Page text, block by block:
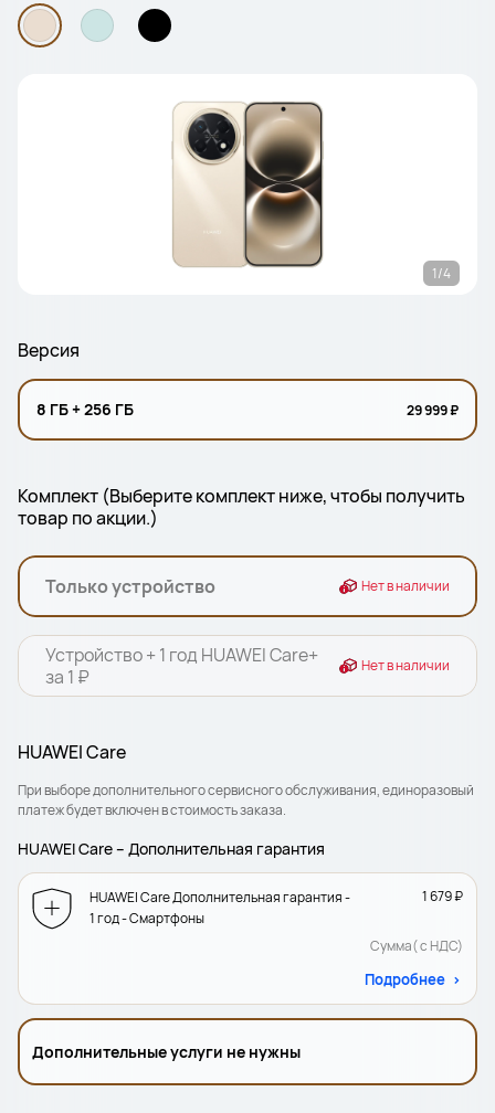
1/4
Версия
8 ГБ + 256 ГБ 29 999 ₽
Комплект (Выберите комплект ниже, чтобы получить
товар по акции.)
Только устройство Нет в наличии
Устройство + 1 год HUAWEI Care+
за 1 ₽
Нет в наличии
HUAWEI Care
При выборе дополнительного сервисного обслуживания, единоразовый
платеж будет включен в стоимость заказа.
HUAWEI Care – Дополнительная гарантия
HUAWEI Care Дополнительная гарантия -
1 год - Смартфоны
1 679 ₽
Сумма( с НДС)
Подробнее
Дополнительные услуги не нужны